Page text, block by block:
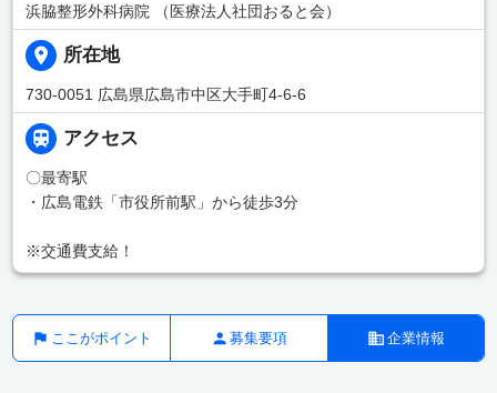
浜脇整形外科病院 （医療法人社団おると会）
所在地
730-0051 広島県広島市中区大手町4-6-6
アクセス
〇最寄駅
・広島電鉄「市役所前駅」から徒歩3分
※交通費支給！
ここがポイント 募集要項 企業情報